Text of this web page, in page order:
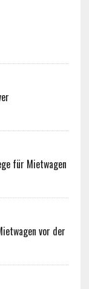
für Mietwagen
vor der